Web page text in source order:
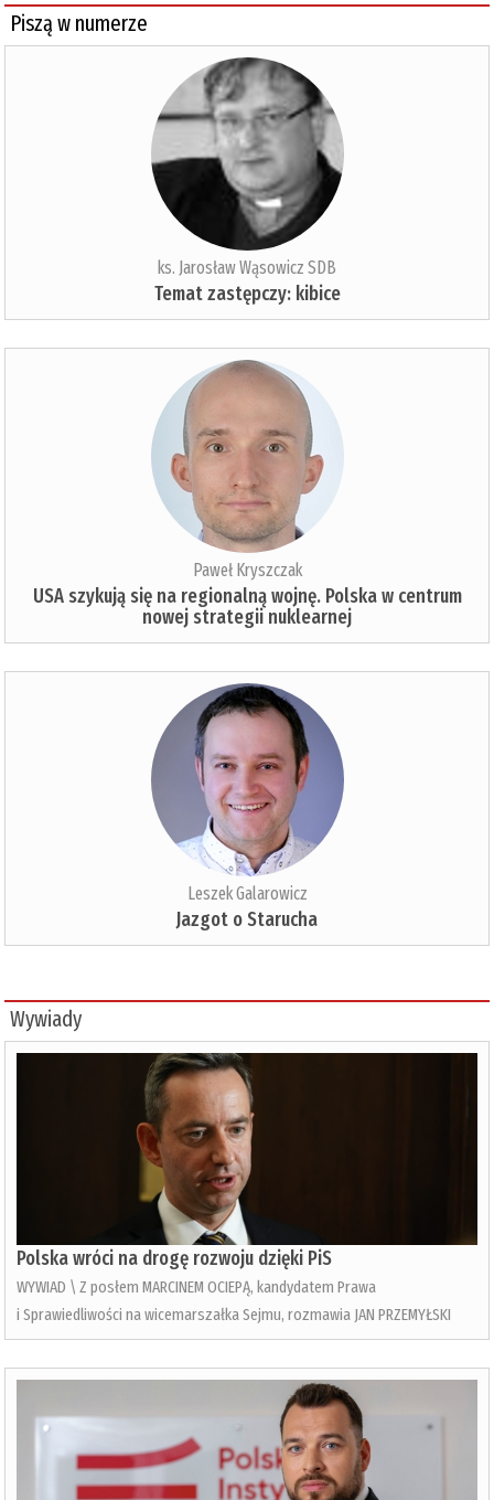
Piszą w numerze
ks. Jarosław Wąsowicz SDB
Temat zastępczy: kibice
Paweł Kryszczak
USA szykują się na regionalną wojnę. Polska w centrum
nowej strategii nuklearnej
Leszek Galarowicz
Jazgot o Starucha
Wywiady
Polska wróci na drogę rozwoju dzięki PiS
WYWIAD \ Z posłem MARCINEM OCIEPĄ, kandydatem Prawa
i Sprawiedliwości na wicemarszałka Sejmu, rozmawia JAN PRZEMYŁSKI